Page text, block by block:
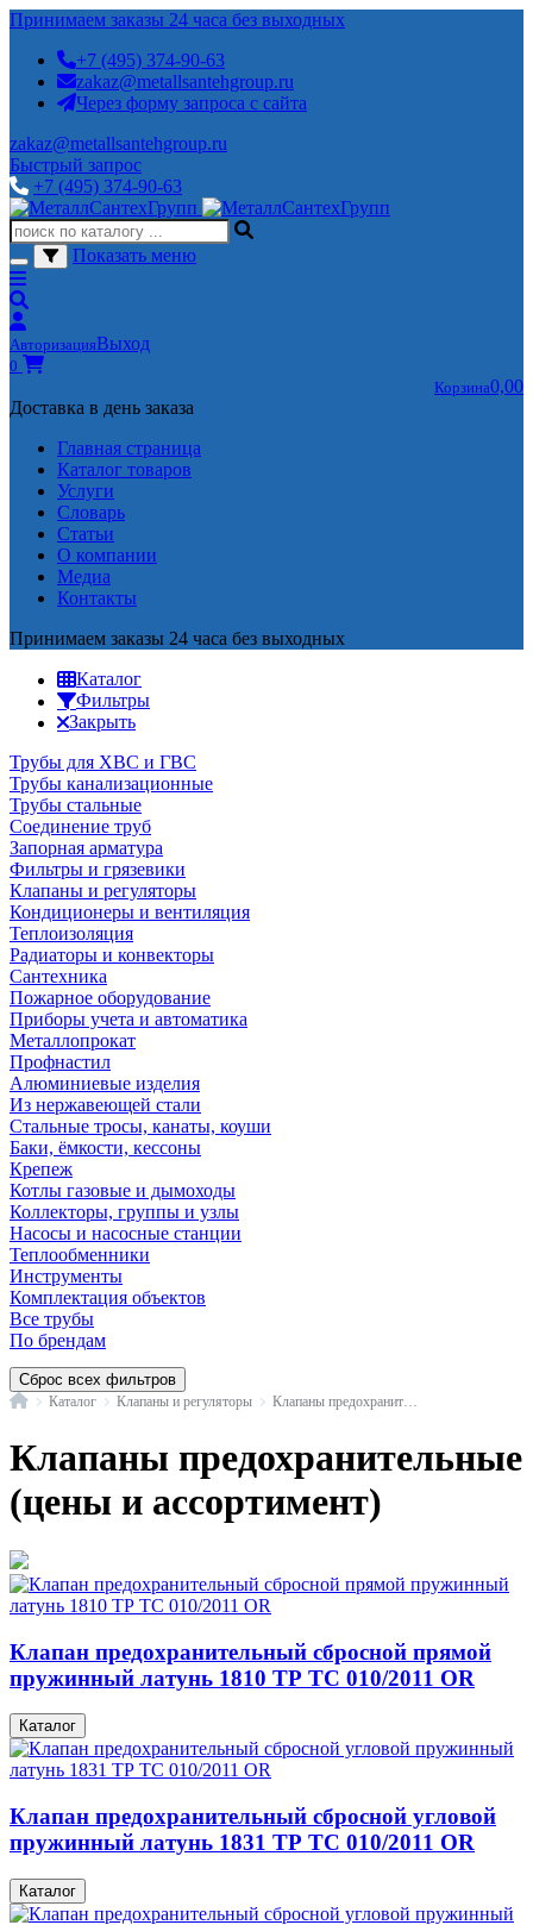
Принимаем заказы 24 часа без выходных
+7 (495) 374-90-63
zakaz@metallsantehgroup.ru
Через форму запроса с сайта
zakaz@metallsantehgroup.ru
Быстрый запрос
+7 (495) 374-90-63
Показать меню
АвторизацияВыход
0
Корзина0,00
Доставка в день заказа
Главная страница
Каталог товаров
Услуги
Словарь
Статьи
О компании
Медиа
Контакты
Принимаем заказы 24 часа без выходных
Каталог
Фильтры
Закрыть
Трубы для ХВС и ГВС
Трубы канализационные
Трубы стальные
Соединение труб
Запорная арматура
Фильтры и грязевики
Клапаны и регуляторы
Кондиционеры и вентиляция
Теплоизоляция
Радиаторы и конвекторы
Сантехника
Пожарное оборудование
Приборы учета и автоматика
Металлопрокат
Профнастил
Алюминиевые изделия
Из нержавеющей стали
Стальные тросы, канаты, коуши
Баки, ёмкости, кессоны
Крепеж
Котлы газовые и дымоходы
Коллекторы, группы и узлы
Насосы и насосные станции
Теплообменники
Инструменты
Комплектация объектов
Все трубы
По брендам
Сброс всех фильтров
ГлавнаяКаталог Клапаны и регуляторы
Клапаны предохранительные
(цены и ассортимент)
Клапан предохранительный сбросной прямой
пружинный латунь 1810 ТР ТС 010/2011 OR
Каталог
Клапан предохранительный сбросной угловой
пружинный латунь 1831 ТР ТС 010/2011 OR
Каталог